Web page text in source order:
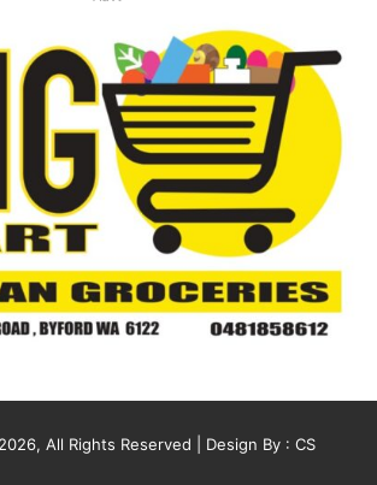
All Rights Reserved | Design By : CS